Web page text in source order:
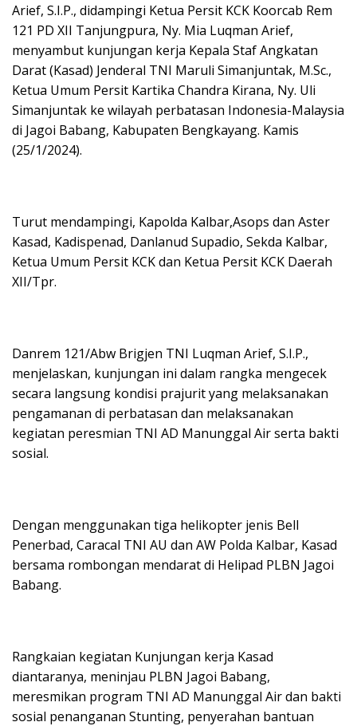
Arief, S.I.P., didampingi Ketua Persit KCK Koorcab Rem
121 PD XII Tanjungpura, Ny. Mia Luqman Arief,
menyambut kunjungan kerja Kepala Staf Angkatan
Darat (Kasad) Jenderal TNI Maruli Simanjuntak, M.Sc.,
Ketua Umum Persit Kartika Chandra Kirana, Ny. Uli
Simanjuntak ke wilayah perbatasan Indonesia-Malaysia
di Jagoi Babang, Kabupaten Bengkayang. Kamis
(25/1/2024).
Turut mendampingi, Kapolda Kalbar,Asops dan Aster
Kasad, Kadispenad, Danlanud Supadio, Sekda Kalbar,
Ketua Umum Persit KCK dan Ketua Persit KCK Daerah
XII/Tpr.
Danrem 121/Abw Brigjen TNI Luqman Arief, S.I.P.,
menjelaskan, kunjungan ini dalam rangka mengecek
secara langsung kondisi prajurit yang melaksanakan
pengamanan di perbatasan dan melaksanakan
kegiatan peresmian TNI AD Manunggal Air serta bakti
sosial.
Dengan menggunakan tiga helikopter jenis Bell
Penerbad, Caracal TNI AU dan AW Polda Kalbar, Kasad
bersama rombongan mendarat di Helipad PLBN Jagoi
Babang.
Rangkaian kegiatan Kunjungan kerja Kasad
diantaranya, meninjau PLBN Jagoi Babang,
meresmikan program TNI AD Manunggal Air dan bakti
sosial penanganan Stunting, penyerahan bantuan